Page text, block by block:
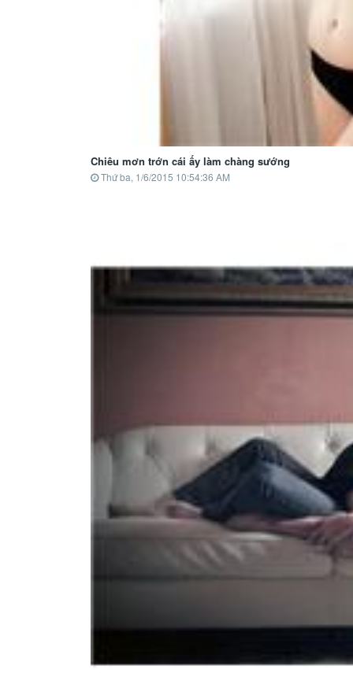
Chiêu mơn trớn cái ấy làm chàng sướng
Thứ ba, 1/6/2015 10:54:36 AM